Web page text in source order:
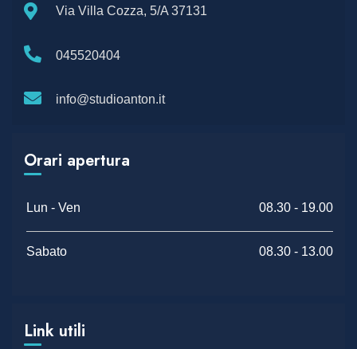
Via Villa Cozza, 5/A 37131
045520404
info@studioanton.it
Orari apertura
Lun - Ven 08.30 - 19.00
Sabato 08.30 - 13.00
Link utili